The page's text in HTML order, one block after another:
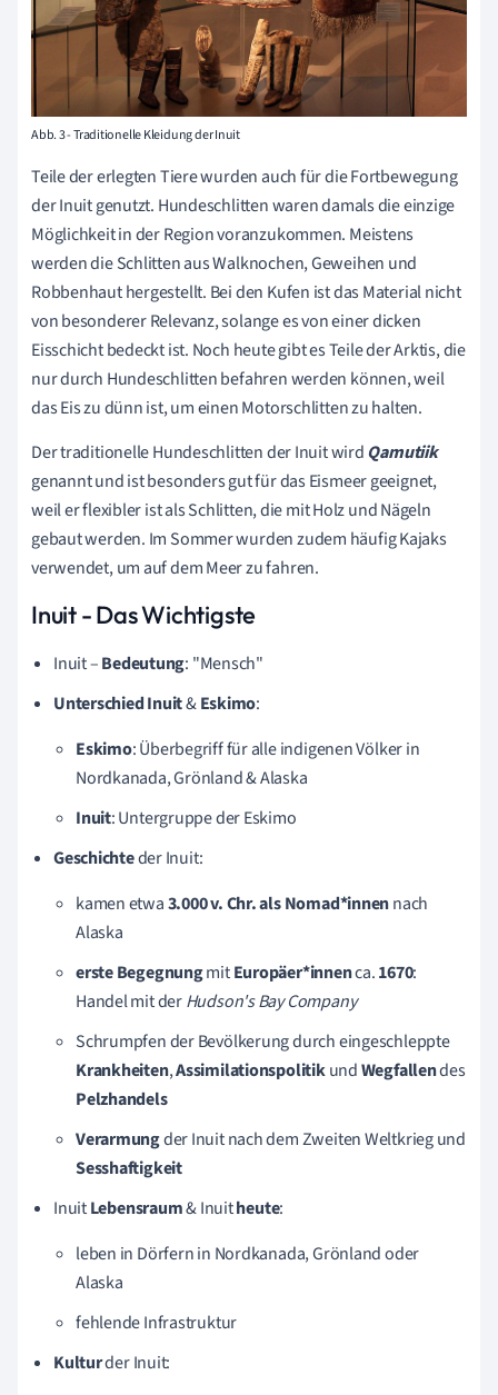
Abb. 3 - Traditionelle Kleidung der Inuit
Teile der erlegten Tiere wurden auch für die Fortbewegung
der Inuit genutzt. Hundeschlitten waren damals die einzige
Möglichkeit in der Region voranzukommen. Meistens
werden die Schlitten aus Walknochen, Geweihen und
Robbenhaut hergestellt. Bei den Kufen ist das Material nicht
von besonderer Relevanz, solange es von einer dicken
Eisschicht bedeckt ist. Noch heute gibt es Teile der Arktis, die
nur durch Hundeschlitten befahren werden können, weil
das Eis zu dünn ist, um einen Motorschlitten zu halten.
Der traditionelle Hundeschlitten der Inuit wirdQamutiik
genannt und ist besonders gut für das Eismeer geeignet,
weil er flexibler ist als Schlitten, die mit Holz und Nägeln
gebaut werden. Im Sommer wurden zudem häufig Kajaks
verwendet, um auf dem Meer zu fahren.
Inuit - Das Wichtigste
Inuit –Bedeutung: "Mensch"
UnterschiedInuit&Eskimo:
Eskimo: Überbegriff für alle indigenen Völker in
Nordkanada, Grönland & Alaska
Inuit: Untergruppe der Eskimo
Geschichteder Inuit:
kamen etwa3.000 v. Chr. als Nomad*innennach
Alaska
erste BegegnungmitEuropäer*innenca.1670:
Handel mit derHudson's Bay Company
Schrumpfen der Bevölkerung durch eingeschleppte
Krankheiten,AssimilationspolitikundWegfallendes
Pelzhandels
Verarmungder Inuit nach dem Zweiten Weltkrieg und
Sesshaftigkeit
InuitLebensraum& Inuitheute:
leben in Dörfern in Nordkanada, Grönland oder
Alaska
fehlende Infrastruktur
Kulturder Inuit: